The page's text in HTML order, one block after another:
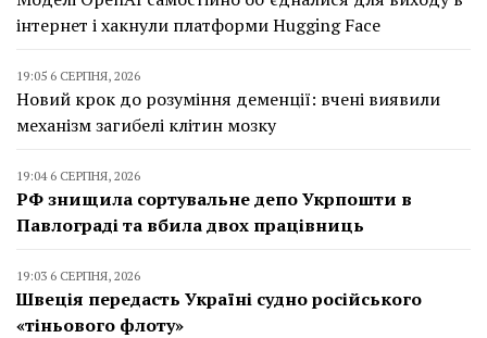
інтернет і хакнули платформи Hugging Face
19:05 6 СЕРПНЯ, 2026
Новий крок до розуміння деменції: вчені виявили
механізм загибелі клітин мозку
19:04 6 СЕРПНЯ, 2026
РФ знищила сортувальне депо Укрпошти в
Павлограді та вбила двох працівниць
19:03 6 СЕРПНЯ, 2026
Швеція передасть Україні судно російського
«тіньового флоту»